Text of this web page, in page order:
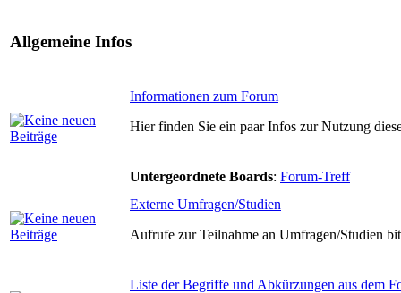
Allgemeine Infos
Informationen zum Forum
Hier finden Sie ein paar Infos zur Nutzung
Untergeordnete Boards: Forum-Treff
Externe Umfragen/Studien
Aufrufe zur Teilnahme an Umfragen/Studien
Liste der Begriffe und Abkürzungen aus dem